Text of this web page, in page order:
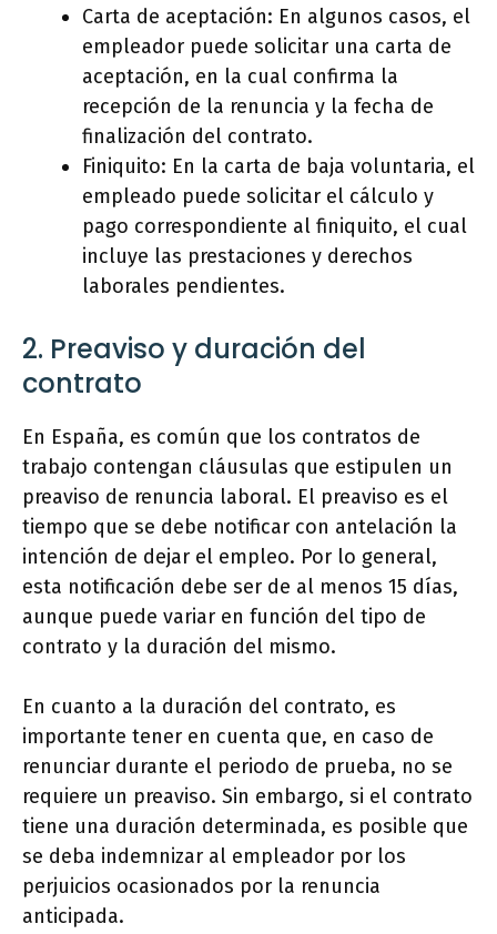
Carta de aceptación: En algunos casos, el
empleador puede solicitar una carta de
aceptación, en la cual confirma la
recepción de la renuncia y la fecha de
finalización del contrato.
Finiquito: En la carta de baja voluntaria, el
empleado puede solicitar el cálculo y
pago correspondiente al finiquito, el cual
incluye las prestaciones y derechos
laborales pendientes.
2. Preaviso y duración del
contrato
En España, es común que los contratos de
trabajo contengan cláusulas que estipulen un
preaviso de renuncia laboral. El preaviso es el
tiempo que se debe notificar con antelación la
intención de dejar el empleo. Por lo general,
esta notificación debe ser de al menos 15 días,
aunque puede variar en función del tipo de
contrato y la duración del mismo.
En cuanto a la duración del contrato, es
importante tener en cuenta que, en caso de
renunciar durante el periodo de prueba, no se
requiere un preaviso. Sin embargo, si el contrato
tiene una duración determinada, es posible que
se deba indemnizar al empleador por los
perjuicios ocasionados por la renuncia
anticipada.